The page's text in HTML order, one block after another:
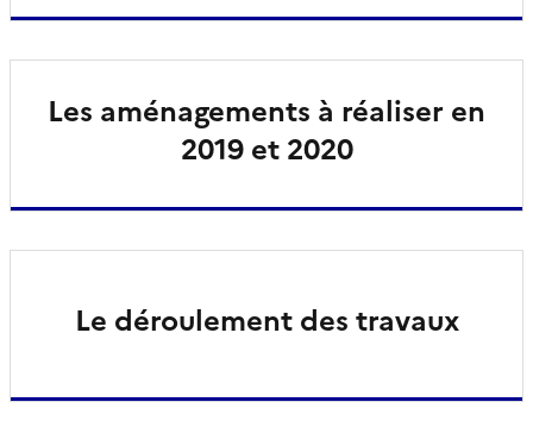
Les aménagements à réaliser en
2019 et 2020
Le déroulement des travaux